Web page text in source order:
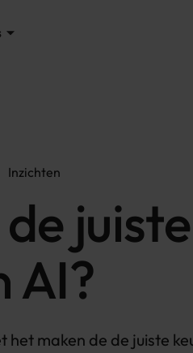
Inzichten
AI?
maken de de juiste